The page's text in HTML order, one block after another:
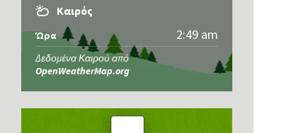
Καιρός
Ώρα 2:49 am
Δεδομένα Καιρού από
OpenWeatherMap.org